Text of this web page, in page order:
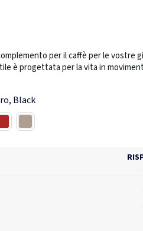
per il caffè per le vostre
è progettata per la vita in
di rifornimento al bar
viaggio. Lavare solo a mano.
Parete esterna in PP, parete
Black